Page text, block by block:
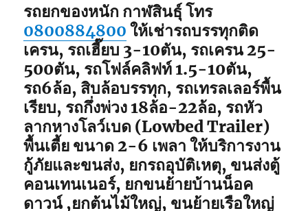
รถยกของหนัก กาฬสินธุ์ โทร
0800884800 ให้เช่ารถบรรทุกติด
เครน, รถเฮี๊ยบ 3-10ตัน, รถเครน 25-
500ตัน, รถโฟล์คลิฟท์ 1.5-10ตัน,
รถ6ล้อ, สิบล้อบรรทุก, รถเทรลเลอร์พื้น
เรียบ, รถกึ่งพ่วง 18ล้อ-22ล้อ, รถหัว
ลากหางโลว์เบด (Lowbed Trailer)
พื้นเตี้ย ขนาด 2-6 เพลา ให้บริการงาน
กู้ภัยและขนส่ง, ยกรถอุบัติเหตุ, ขนส่งตู้
คอนเทนเนอร์, ยกขนย้ายบ้านน็อค
ดาวน์ ,ยกต้นไม้ใหญ่, ขนย้ายเรือใหญ่